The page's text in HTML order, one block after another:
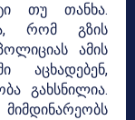
თუ თანხა.
რომ გზის
ამის
აცხადებენ,
გახსნილია.